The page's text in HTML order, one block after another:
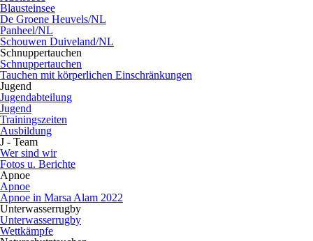
Blausteinsee
De Groene Heuvels/NL
Panheel/NL
Schouwen Duiveland/NL
Schnuppertauchen
Schnuppertauchen
Tauchen mit körperlichen Einschränkungen
Jugend
Jugendabteilung
Jugend
Trainingszeiten
Ausbildung
J - Team
Wer sind wir
Fotos u. Berichte
Apnoe
Apnoe
Apnoe in Marsa Alam 2022
Unterwasserrugby
Unterwasserrugby
Wettkämpfe